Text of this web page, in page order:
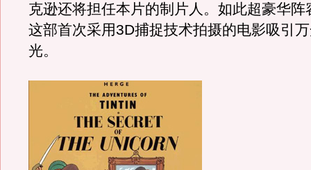
克逊还将担任本片的制片人。如此超豪华阵
这部首次采用3D捕捉技术拍摄的电影吸引
光。